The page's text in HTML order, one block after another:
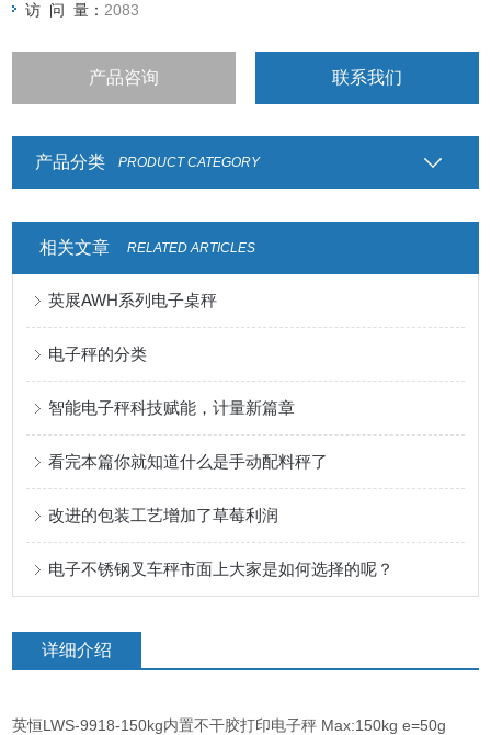
访 问 量： 2083
产品咨询 联系我们
产品分类 PRODUCT CATEGORY
相关文章 RELATED ARTICLES
英展AWH系列电子桌秤
电子秤的分类
智能电子秤科技赋能，计量新篇章
看完本篇你就知道什么是手动配料秤了
改进的包装工艺增加了草莓利润
电子不锈钢叉车秤市面上大家是如何选择的呢？
详细介绍
英恒LWS-9918-150kg内置不干胶打印电子秤 Max:150kg e=50g